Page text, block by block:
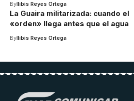
ByIlibis Reyes Ortega
La Guaira militarizada: cuando el
«orden» llega antes que el agua
ByIlibis Reyes Ortega